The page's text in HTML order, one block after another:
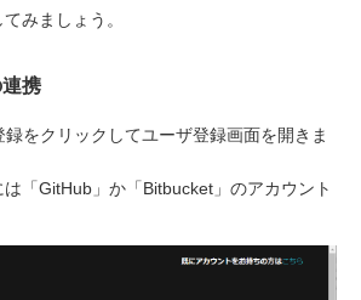
みましょう。
携
をクリックしてユーザ登録画面を開きま
「GitHub」か「Bitbucket」のアカウント